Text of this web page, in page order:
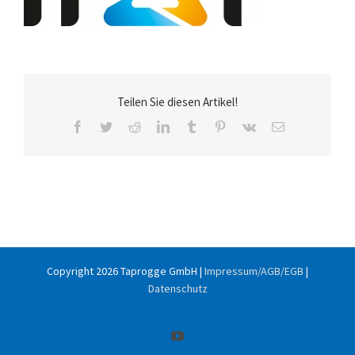
Teilen Sie diesen Artikel!
Facebook
TwitterRedditLinkedInTumblr Pinterest
Vk
E-
Copyright 2026 Taprogge GmbH | Impressum/AGB/EGB |
Datenschutz
YouTube